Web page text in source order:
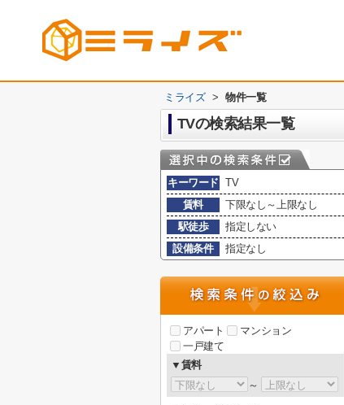
ミライズ > 物件一覧
TVの検索結果一覧
キーワード TV
賃料
下限なし～上限なし
駅徒歩
指定しない
設備条件
指定なし
アパート
マンション
一戸建て
▼賃料
～